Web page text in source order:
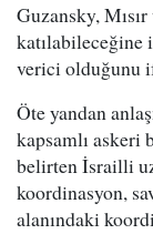
Guzansky,
katılabileceğine
verici olduğunu
Öte yandan
kapsamlı
belirten İsrailli
koordinasyon,
alanındaki